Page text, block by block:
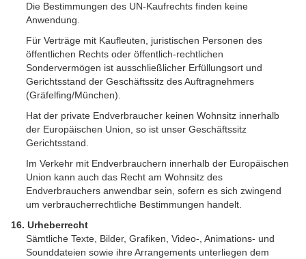
Die Bestimmungen des UN-Kaufrechts finden keine
Anwendung.
Für Verträge mit Kaufleuten, juristischen Personen des
öffentlichen Rechts oder öffentlich-rechtlichen
Sondervermögen ist ausschließlicher Erfüllungsort und
Gerichtsstand der Geschäftssitz des Auftragnehmers
(Gräfelfing/München).
Hat der private Endverbraucher keinen Wohnsitz innerhalb
der Europäischen Union, so ist unser Geschäftssitz
Gerichtsstand.
Im Verkehr mit Endverbrauchern innerhalb der Europäischen
Union kann auch das Recht am Wohnsitz des
Endverbrauchers anwendbar sein, sofern es sich zwingend
um verbraucherrechtliche Bestimmungen handelt.
16. Urheberrecht
Sämtliche Texte, Bilder, Grafiken, Video-, Animations- und
Sounddateien sowie ihre Arrangements unter­liegen dem